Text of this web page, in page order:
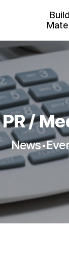
PR /